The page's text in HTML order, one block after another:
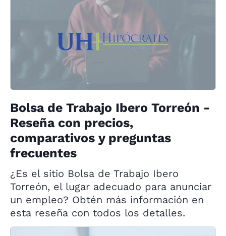
Bolsa de Trabajo Ibero Torreón -
Reseña con precios,
comparativos y preguntas
frecuentes
¿Es el sitio Bolsa de Trabajo Ibero
Torreón, el lugar adecuado para anunciar
un empleo? Obtén más información en
esta reseña con todos los detalles.